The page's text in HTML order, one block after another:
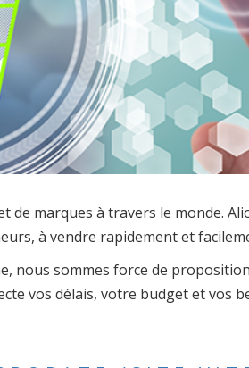
marques à travers le monde.
à vendre rapidement et
nous sommes force de
vos délais, votre budget et vos